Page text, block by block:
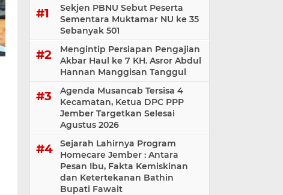
Sekjen PBNU Sebut Peserta
Sementara Muktamar NU ke 35
Sebanyak 501
Mengintip Persiapan Pengajian
Akbar Haul ke 7 KH. Asror Abdul
Hannan Manggisan Tanggul
Agenda Musancab Tersisa 4
Kecamatan, Ketua DPC PPP
Jember Targetkan Selesai
Agustus 2026
Sejarah Lahirnya Program
Homecare Jember : Antara
Pesan Ibu, Fakta Kemiskinan
dan Ketertekanan Bathin
Bupati Fawait